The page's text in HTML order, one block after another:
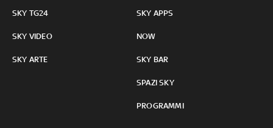
SKY TG24
SKY VIDEO
SKY ARTE
SKY APPS
NOW
SKY BAR
SPAZI SKY
PROGRAMMI